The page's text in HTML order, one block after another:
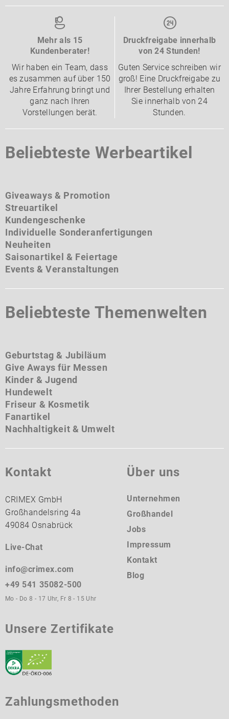
Mehr als 15
Kundenberater!
Wir haben ein Team, dass
es zusammen auf über 150
Jahre Erfahrung bringt und
ganz nach Ihren
Vorstellungen berät.
Druckfreigabe innerhalb
von 24 Stunden!
Guten Service schreiben wir
groß! Eine Druckfreigabe zu
Ihrer Bestellung erhalten
Sie innerhalb von 24
Stunden.
Beliebteste Werbeartikel
Giveaways & Promotion
Streuartikel
Kundengeschenke
Individuelle Sonderanfertigungen
Neuheiten
Saisonartikel & Feiertage
Events & Veranstaltungen
Beliebteste Themenwelten
Geburtstag & Jubiläum
Give Aways für Messen
Kinder & Jugend
Hundewelt
Friseur & Kosmetik
Fanartikel
Nachhaltigkeit & Umwelt
Kontakt
CRIMEX GmbH
Großhandelsring 4a
49084 Osnabrück
Live-Chat
info@crimex.com
+49 541 35082-500
Mo - Do 8 - 17 Uhr, Fr 8 - 15 Uhr
Über uns
Unternehmen
Großhandel
Jobs
Impressum
Kontakt
Blog
Unsere Zertifikate
Zahlungsmethoden